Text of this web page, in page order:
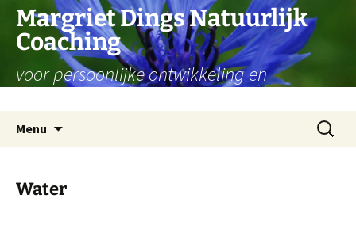
naarMargriet Dings Natuurlijk
Coaching
voor persoonlijke ontwikkeling en
Menu
Zoeken
naar:
Water